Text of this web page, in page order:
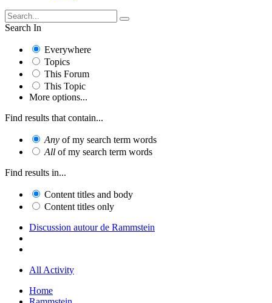
Search In
Everywhere
Topics
This Forum
This Topic
More options...
Find results that contain...
Any of my search term words
All of my search term words
Find results in...
Content titles and body
Content titles only
Discussion autour de Rammstein
All Activity
Home